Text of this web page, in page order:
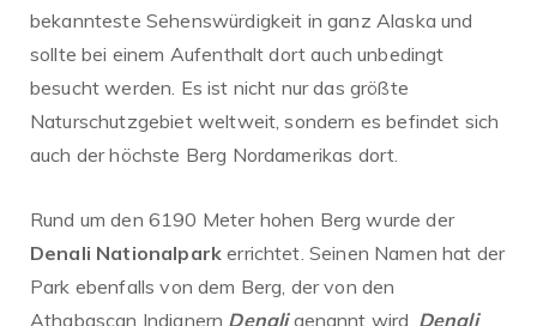
bekannteste Sehenswürdigkeit in ganz Alaska und
sollte bei einem Aufenthalt dort auch unbedingt
besucht werden. Es ist nicht nur das größte
Naturschutzgebiet weltweit, sondern es befindet sich
auch der höchste Berg Nordamerikas dort.
Rund um den 6190 Meter hohen Berg wurde der
Denali Nationalpark errichtet. Seinen Namen hat der
Park ebenfalls von dem Berg, der von den
Athabascan Indianern Denaligenannt wird. Denali